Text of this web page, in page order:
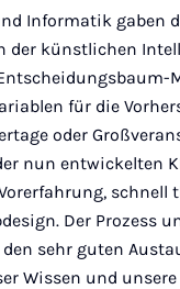
Informatik gaben
der künstlichen
für die
oder
nun entwickelten
Der Prozess
sehr guten
Wissen und